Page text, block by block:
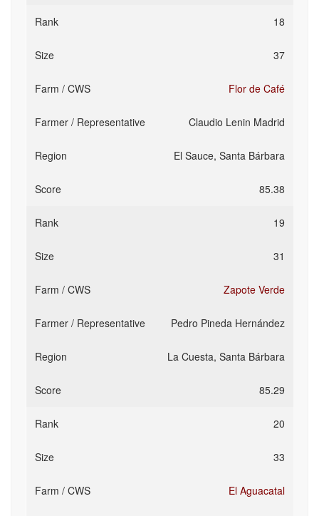
18
37
Flor de Café
Claudio Lenin Madrid
El Sauce, Santa Bárbara
85.38
19
31
Zapote Verde
Pedro Pineda Hernández
La Cuesta, Santa Bárbara
85.29
20
33
El Aguacatal